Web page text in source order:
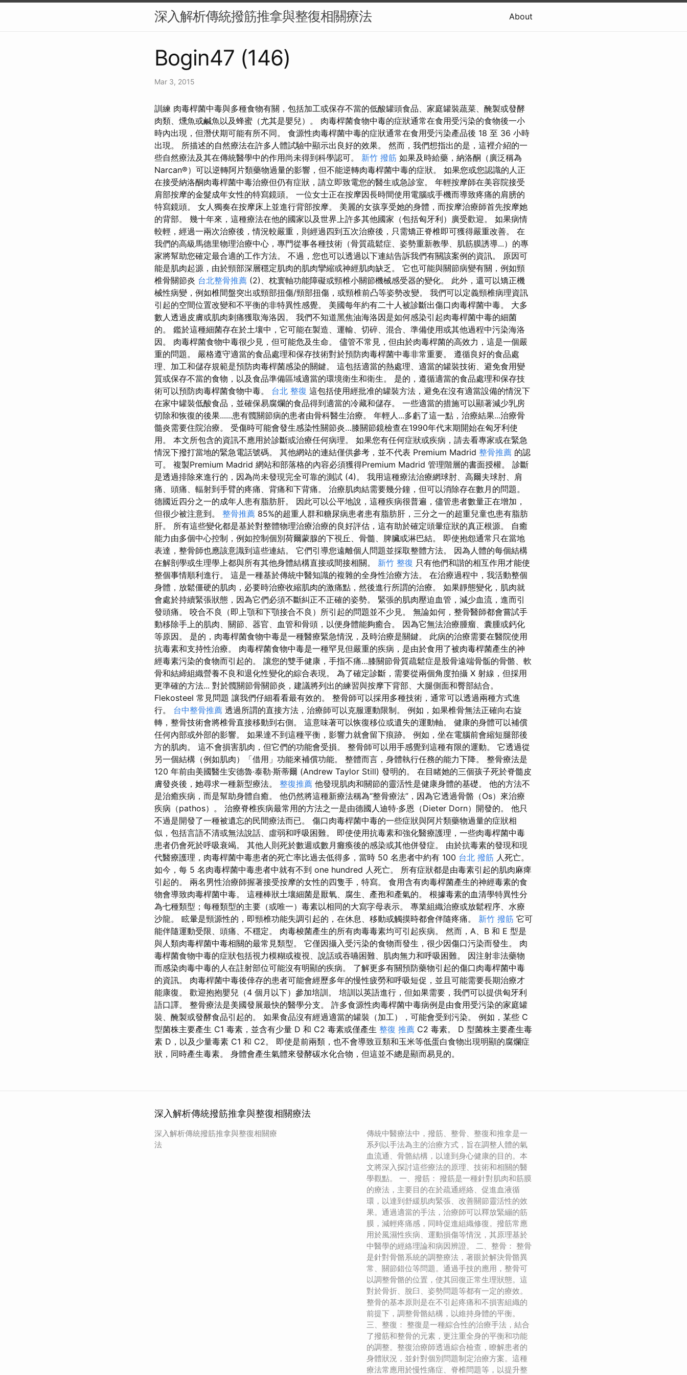
深入解析傳統撥筋推拿與整復相關療法 About
Bogin47 (146)
Mar 3, 2015
訓練 肉毒桿菌中毒與多種食物有關，包括加工或保存不當的低酸罐頭食品、家庭罐裝蔬菜、醃製或發酵
肉類、燻魚或鹹魚以及蜂蜜（尤其是嬰兒）。 肉毒桿菌食物中毒的症狀通常在食用受污染的食物後一小
時內出現，但潛伏期可能有所不同。 食源性肉毒桿菌中毒的症狀通常在食用受污染產品後 18 至 36 小時
出現。 所描述的自然療法在許多人體試驗中顯示出良好的效果。 然而，我們想指出的是，這裡介紹的一
些自然療法及其在傳統醫學中的作用尚未得到科學認可。 新竹 撥筋 如果及時給藥，納洛酮（廣泛稱為
Narcan®）可以逆轉阿片類藥物過量的影響，但不能逆轉肉毒桿菌中毒的症狀。 如果您或您認識的人正
在接受納洛酮肉毒桿菌中毒治療但仍有症狀，請立即致電您的醫生或急診室。 年輕按摩師在美容院接受
肩部按摩的金髮成年女性的特寫鏡頭。 一位女士正在按摩因長時間使用電腦或手機而導致疼痛的肩膀的
特寫鏡頭。 女人獨奏在按摩床上並進行背部按摩。 美麗的女孩享受她的身體，而按摩治療師首先按摩她
的背部。 幾十年來，這種療法在他的國家以及世界上許多其他國家（包括匈牙利）廣受歡迎。 如果病情
較輕，經過一兩次治療後，情況較嚴重，則經過四到五次治療後，只需矯正脊椎即可獲得嚴重改善。 在
我們的高級馬德里物理治療中心，專門從事各種技術（骨質疏鬆症、姿勢重新教學、肌筋膜誘導...）的專
家將幫助您確定最合適的工作方法。 不過，您也可以透過以下連結告訴我們有關該案例的資訊。 原因可
能是肌肉起源，由於頸部深層穩定肌肉的肌肉攣縮或神經肌肉缺乏。 它也可能與關節病變有關，例如頸
椎骨關節炎 台北整骨推薦 (2)、枕寰軸功能障礙或頸椎小關節機械感受器的變化。 此外，還可以矯正機
械性病變，例如椎間盤突出或頸部扭傷/頸部扭傷，或頸椎前凸等姿勢改變。 我們可以定義頸椎病理資訊
引起的空間位置改變和不平衡的非特異性感覺。 美國每年約有二十人被診斷出傷口肉毒桿菌中毒。 大多
數人透過皮膚或肌肉刺痛獲取海洛因。 我們不知道黑焦油海洛因是如何感染引起肉毒桿菌中毒的細菌
的。 鑑於這種細菌存在於土壤中，它可能在製造、運輸、切碎、混合、準備使用或其他過程中污染海洛
因。 肉毒桿菌食物中毒很少見，但可能危及生命。 儘管不常見，但由於肉毒桿菌的高效力，這是一個嚴
重的問題。 嚴格遵守適當的食品處理和保存技術對於預防肉毒桿菌中毒非常重要。 遵循良好的食品處
理、加工和儲存規範是預防肉毒桿菌感染的關鍵。 這包括適當的熱處理、適當的罐裝技術、避免食用變
質或保存不當的食物，以及食品準備區域適當的環境衛生和衛生。 是的，遵循適當的食品處理和保存技
術可以預防肉毒桿菌食物中毒。 台北 整復 這包括使用經批准的罐裝方法，避免在沒有適當設備的情況下
在家中罐裝低酸食品，並確保易腐爛的食品得到適當的冷藏和儲存。 一些適當的措施可以顯著減少乳房
切除和恢復的後果......患有髖關節病的患者由骨科醫生治療。 年輕人...多虧了這一點，治療結果​​...治療骨
髓炎需要住院治療。 受傷時可能會發生感染性關節炎…膝關節鏡檢查在1990年代末期開始在匈牙利使
用。 本文所包含的資訊不應用於診斷或治療任何病理。 如果您有任何症狀或疾病，請去看專家或在緊急
情況下撥打當地的緊急電話號碼。 其他網站的連結僅供參考，並不代表 Premium Madrid 整骨推薦 的認
可。 複製Premium Madrid 網站和部落格的內容必須獲得Premium Madrid 管理階層的書面授權。 診斷
是透過排除來進行的，因為尚未發現完全可靠的測試 (4)。 我用這種療法治療網球肘、高爾夫球肘、肩
痛、頭痛、輻射到手臂的疼痛、背痛和下背痛。 治療肌肉結需要幾分鐘，但可以消除存在數月的問題。
德國近四分之一的成年人患有脂肪肝。 因此可以公平地說，這種疾病很普遍，儘管患者數量正在增加，
但很少被注意到。 整骨推薦 85%的超重人群和糖尿病患者患有脂肪肝，三分之一的超重兒童也患有脂肪
肝。 所有這些變化都是基於對整體物理治療治療的良好評估，這有助於確定頭暈症狀的真正根源。 自癒
能力由多個中心控制，例如控制個別荷爾蒙腺的下視丘、骨髓、脾臟或淋巴結。 即使抱怨通常只在當地
表達，整骨師也應該意識到這些連結。 它們引導您遠離個人問題並採取整體方法。 因為人體的每個結構
在解剖學或生理學上都與所有其他身體結構直接或間接相關。 新竹 整復 只有他們和諧的相互作用才能使
整個事情順利進行。 這是一種基於傳統中醫知識的複雜的全身性治療方法。 在治療過程中，我活動整個
身體，放鬆僵硬的肌肉，必要時治療收縮肌肉的激痛點，然後進行所謂的治療。 如果靜態變化，肌肉就
會處於持續緊張狀態，因為它們必須不斷糾正不正確的姿勢。 緊張的肌肉壓迫血管，減少血流，進而引
發頭痛。 咬合不良（即上顎和下顎接合不良）所引起的問題並不少見。 無論如何，整骨醫師都會嘗試手
動移除手上的肌肉、關節、器官、血管和骨頭，以便身體能夠癒合。 因為它無法治療腫瘤、囊腫或鈣化
等原因。 是的，肉毒桿菌食物中毒是一種醫療緊急情況，及時治療是關鍵。 此病的治療需要在醫院使用
抗毒素和支持性治療。 肉毒桿菌食物中毒是一種罕見但嚴重的疾病，是由於食用了被肉毒桿菌產生的神
經毒素污染的食物而引起的。 讓您的雙手健康，手指不痛…膝關節骨質疏鬆症是股骨遠端骨骺的骨骼、軟
骨和結締組織營養不良和退化性變化的綜合表現。 為了確定診斷，需要從兩個角度拍攝 X 射線，但採用
更準確的方法... 對於髖關節骨關節炎，建議將列出的練習與按摩下背部、大腿側面和臀部結合。
Flekosteel 常見問題 讓我們仔細看看最有效的。 整骨師可以採用多種技術，通常可以透過兩種方式進
行。 台中整骨推薦 透過所謂的直接方法，治療師可以克服運動限制。 例如，如果椎骨無法正確向右旋
轉，整骨技術會將椎骨直接移動到右側。 這意味著可以恢復移位或遺失的運動軸。 健康的身體可以補償
任何內部或外部的影響。 如果達不到這種平衡，影響力就會留下痕跡。 例如，坐在電腦前會縮短腿部後
方的肌肉。 這不會損害肌肉，但它們的功能會受損。 整骨師可以用手感覺到這種有限的運動。 它透過從
另一個結構（例如肌肉）「借用」功能來補償功能。 整體而言，身體執行任務的能力下降。 整骨療法是
120 年前由美國醫生安德魯·泰勒·斯蒂爾 (Andrew Taylor Still) 發明的。 在目睹她的三個孩子死於脊髓皮
膚發炎後，她尋求一種新型療法。 整復推薦 他發現肌肉和關節的靈活性是健康身體的基礎。 他的方法不
是治癒疾病，而是幫助身體自癒。 他仍然將這種新療法稱為“整骨療法”，因為它透過骨骼（Os）來治療
疾病（pathos）。 治療脊椎疾病最常用的方法之一是由德國人迪特·多恩（Dieter Dorn）開發的。 他只
不過是開發了一種被遺忘的民間療法而已。 傷口肉毒桿菌中毒的一些症狀與阿片類藥物過量的症狀相
似，包括言語不清或無法說話、虛弱和呼吸困難。 即使使用抗毒素和強化醫療護理，一些肉毒桿菌中毒
患者仍會死於呼吸衰竭。 其他人則死於數週或數月癱瘓後的感染或其他併發症。 由於抗毒素的發現和現
代醫療護理，肉毒桿菌中毒患者的死亡率比過去低得多，當時 50 名患者中約有 100 台北 撥筋 人死亡。
如今，每 5 名肉毒桿菌中毒患者中就有不到 one hundred 人死亡。 所有症狀都是由毒素引起的肌肉麻痺
引起的。 兩名男性治療師握著接受按摩的女性的四隻手，特寫。 食用含有肉毒桿菌產生的神經毒素的食
物會導致肉毒桿菌中毒。 這種棒狀土壤細菌是厭氧、腐生、產孢和產氣的。 根據毒素的血清學特異性分
為七種類型；每種類型的主要（或唯一）毒素以相同的大寫字母表示。 專業組織治療或放鬆程序、水療
沙龍。 眩暈是頸源性的，即頸椎功能失調引起的，在休息、移動或觸摸時都會伴隨疼痛。 新竹 撥筋 它可
能伴隨運動受限、頭痛、不穩定。 肉毒梭菌產生的所有肉毒毒素均可引起疾病。 然而，A、B 和 E 型是
與人類肉毒桿菌中毒相關的最常見類型。 它僅因攝入受污染的食物而發生，很少因傷口污染而發生。 肉
毒桿菌食物中毒的症狀包括視力模糊或複視、說話或吞嚥困難、肌肉無力和呼吸困難。 因注射非法藥物
而感染肉毒中毒的人在註射部位可能沒有明顯的疾病。 了解更多有關預防藥物引起的傷口肉毒桿菌中毒
的資訊。 肉毒桿菌中毒後倖存的患者可能會經歷多年的慢性疲勞和呼吸短促，並且可能需要長期治療才
能康復。 歡迎抱抱嬰兒（4 個月以下）參加培訓。 培訓以英語進行，但如果需要，我們可以提供匈牙利
語口譯。 整骨療法是美國發展最快的醫學分支。 許多食源性肉毒桿菌中毒病例是由食用受污染的家庭罐
裝、醃製或發酵食品引起的。 如果食品沒有經過適當的罐裝（加工），可能會受到污染。 例如，某些 C
型菌株主要產生 C1 毒素，並含有少量 D 和 C2 毒素或僅產生 整復 推薦 C2 毒素。 D 型菌株主要產生毒
素 D，以及少量毒素 C1 和 C2。 即使是前兩類，也不會導致豆類和玉米等低蛋白食物出現明顯的腐爛症
狀，同時產生毒素。 身體會產生氣體來發酵碳水化合物，但這並不總是顯而易見的。
深入解析傳統撥筋推拿與整復相關療法
深入解析傳統撥筋推拿與整復相關療
法
傳統中醫療法中，撥筋、整骨、整復和推拿是一
系列以手法為主的治療方式，旨在調整人體的氣
血流通、骨骼結構，以達到身心健康的目的。本
文將深入探討這些療法的原理、技術和相關的醫
學觀點。 一、撥筋： 撥筋是一種針對肌肉和筋膜
的療法，主要目的在於疏通經絡、促進血液循
環，以達到舒緩肌肉緊張、改善關節靈活性的效
果。通過適當的手法，治療師可以釋放緊繃的筋
膜，減輕疼痛感，同時促進組織修復。撥筋常應
用於風濕性疾病、運動損傷等情況，其原理基於
中醫學的經絡理論和病因辨證。 二、整骨： 整骨
是針對骨骼系統的調整療法，著眼於解決骨骼異
常、關節錯位等問題。通過手技的應用，整骨可
以調整骨骼的位置，使其回復正常生理狀態。這
對於骨折、脫臼、姿勢問題等都有一定的療效。
整骨的基本原則是在不引起疼痛和不損害組織的
前提下，調整骨骼結構，以維持身體的平衡。
三、整復： 整復是一種綜合性的治療手法，結合
了撥筋和整骨的元素，更注重全身的平衡和功能
的調整。整復治療師透過綜合檢查，瞭解患者的
身體狀況，並針對個別問題制定治療方案。這種
療法常應用於慢性痛症、脊椎問題等，以提升整